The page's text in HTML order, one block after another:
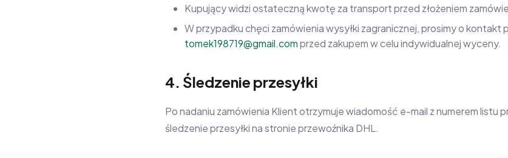
Kupujący widzi ostateczną kwotę za transport przed złożeniem
W przypadku chęci zamówienia wysyłki zagranicznej, prosimy o kontakt
tomek198719@gmail.comprzed zakupem w celu indywidualnej wyceny.
4. Śledzenie przesyłki
Po nadaniu zamówienia Klient otrzymuje wiadomość e-mail z numerem listu
śledzenie przesyłki na stronie przewoźnika DHL.